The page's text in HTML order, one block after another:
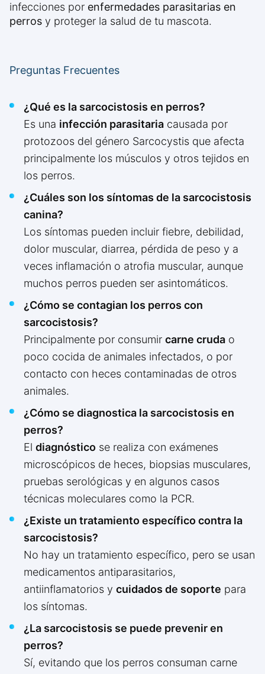
infecciones por enfermedades parasitarias en
perros y proteger la salud de tu mascota.
Preguntas Frecuentes
¿Qué es la sarcocistosis en perros?
Es una infección parasitaria causada por
protozoos del género Sarcocystis que afecta
principalmente los músculos y otros tejidos en
los perros.
¿Cuáles son los síntomas de la sarcocistosis
canina?
Los síntomas pueden incluir fiebre, debilidad,
dolor muscular, diarrea, pérdida de peso y a
veces inflamación o atrofia muscular, aunque
muchos perros pueden ser asintomáticos.
¿Cómo se contagian los perros con
sarcocistosis?
Principalmente por consumir carne cruda o
poco cocida de animales infectados, o por
contacto con heces contaminadas de otros
animales.
¿Cómo se diagnostica la sarcocistosis en
perros?
El diagnóstico se realiza con exámenes
microscópicos de heces, biopsias musculares,
pruebas serológicas y en algunos casos
técnicas moleculares como la PCR.
¿Existe un tratamiento específico contra la
sarcocistosis?
No hay un tratamiento específico, pero se usan
medicamentos antiparasitarios,
antiinflamatorios y cuidados de soporte para
los síntomas.
¿La sarcocistosis se puede prevenir en
perros?
Sí, evitando que los perros consuman carne